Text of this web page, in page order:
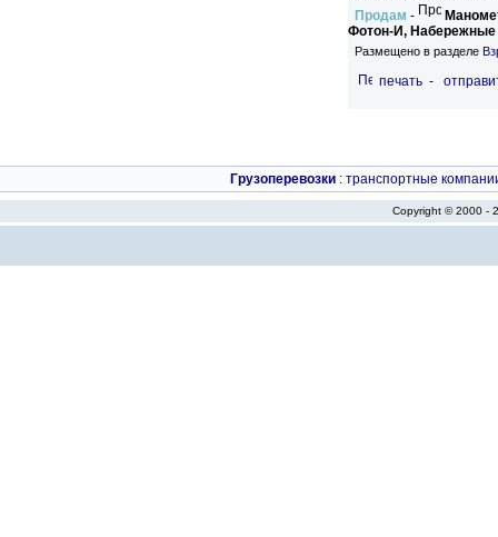
Продам -
Фотон-И,
Размещено в разделе
печать -
Грузоперевозки : транспортные
Copyright © 2000 -